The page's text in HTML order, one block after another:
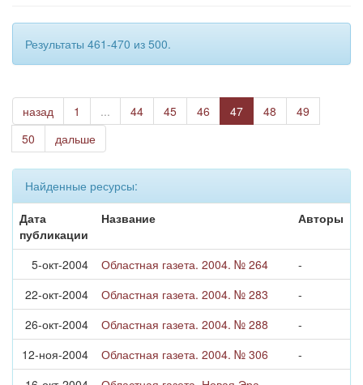
Результаты 461-470 из 500.
назад 1 ... 44 45 46 47 48
49
50
дальше
Найденные ресурсы:
Дата
публикации
Название Авторы
5-окт-2004 Областная газета. 2004. № 264
-
22-окт-2004
Областная газета. 2004. № 283
-
26-окт-2004
Областная газета. 2004. № 288
-
12-ноя-2004
Областная газета. 2004. № 306
-